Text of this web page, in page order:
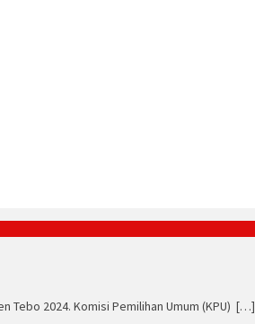
Tebo 2024. Komisi Pemilihan Umum (KPU) […]